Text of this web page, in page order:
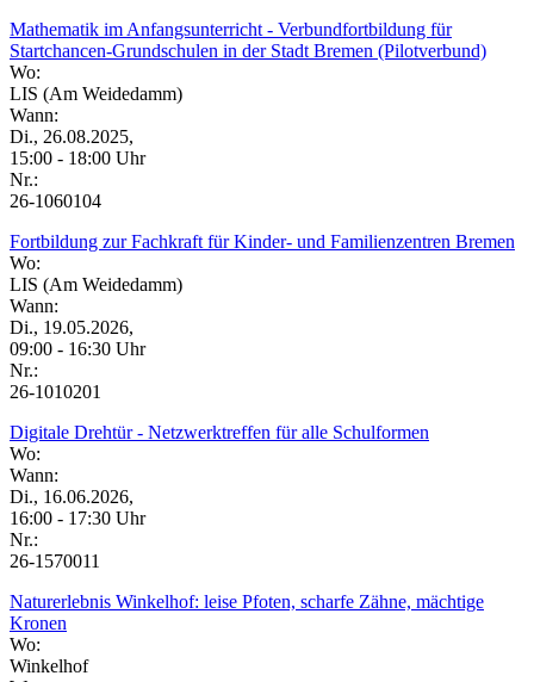
Mathematik im Anfangsunterricht - Verbundfortbildung für
Startchancen-Grundschulen in der Stadt Bremen (Pilotverbund)
Wo:
LIS (Am Weidedamm)
Wann:
Di., 26.08.2025,
15:00 - 18:00 Uhr
Nr.:
26-1060104
Fortbildung zur Fachkraft für Kinder- und Familienzentren Bremen
Wo:
LIS (Am Weidedamm)
Wann:
Di., 19.05.2026,
09:00 - 16:30 Uhr
Nr.:
26-1010201
Digitale Drehtür - Netzwerktreffen für alle Schulformen
Wo:
Wann:
Di., 16.06.2026,
16:00 - 17:30 Uhr
Nr.:
26-1570011
Naturerlebnis Winkelhof: leise Pfoten, scharfe Zähne, mächtige
Kronen
Wo:
Winkelhof